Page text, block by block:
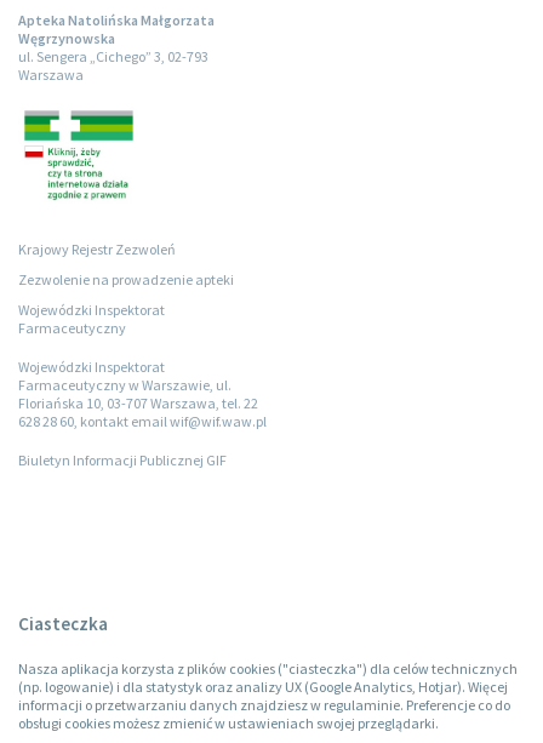
Apteka Natolińska Małgorzata
Węgrzynowska
ul. Sengera „Cichego” 3, 02-793
Warszawa
Krajowy Rejestr Zezwoleń
Zezwolenie na prowadzenie apteki
Wojewódzki Inspektorat
Farmaceutyczny
Wojewódzki Inspektorat
Farmaceutyczny w Warszawie, ul.
Floriańska 10, 03-707 Warszawa, tel. 22
628 28 60, kontakt email wif@wif.waw.pl
Biuletyn Informacji Publicznej GIF
Ciasteczka
Nasza aplikacja korzysta z plików cookies ("ciasteczka") dla celów technicznych
(np. logowanie) i dla statystyk oraz analizy UX (Google Analytics, Hotjar). Więcej
informacji o przetwarzaniu danych znajdziesz w regulaminie. Preferencje co do
obsługi cookies możesz zmienić w ustawieniach swojej przeglądarki.